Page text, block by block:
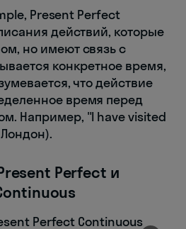
Present Perfect
действий, которые
но имеют связь с
конкретное время,
что действие
время перед
Например, "I have visited
Perfect и
Perfect Continuous